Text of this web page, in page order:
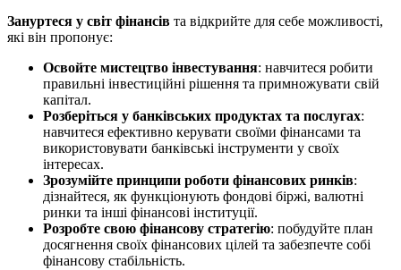
Зануртеся у світ фінансів та відкрийте для себе можливості,
які він пропонує:
Освойте мистецтво інвестування: навчитеся робити
правильні інвестиційні рішення та примножувати свій
капітал.
Розберіться у банківських продуктах та послугах:
навчитеся ефективно керувати своїми фінансами та
використовувати банківські інструменти у своїх
інтересах.
Зрозумійте принципи роботи фінансових ринків:
дізнайтеся, як функціонують фондові біржі, валютні
ринки та інші фінансові інституції.
Розробте свою фінансову стратегію: побудуйте план
досягнення своїх фінансових цілей та забезпечте собі
фінансову стабільність.